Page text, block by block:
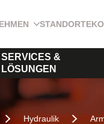
STANDORTE
SERVICES &
LÖSUNGEN
Hydraulik